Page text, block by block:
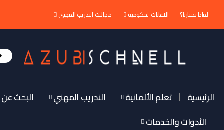
لماذا تختارنا؟ الاعانات الحكومية مجالات التدريب المهني
الرئيسية تعلم الألمانية التدريب المهني البحث عن
الأدوات والخدمات